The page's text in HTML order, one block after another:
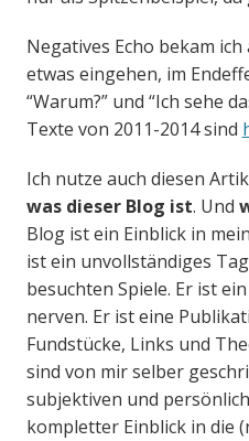
Negatives Echo bekam
etwas eingehen, im
“Warum?” und “Ich sehe
Texte von 2011-2014 sind
Ich nutze auch diesen
was dieser Blog ist. Und
Blog ist ein Einblick in
ist ein unvollständiges
besuchten Spiele. Er ist
nerven. Er ist eine
Fundstücke, Links und
sind von mir selber
subjektiven und
kompletter Einblick in die